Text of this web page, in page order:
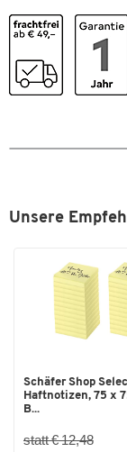
Wischfest
Farben
Farbe
Unsere
Schäfer Shop
Haftnotizen, 75 x
B...
statt € 12,48